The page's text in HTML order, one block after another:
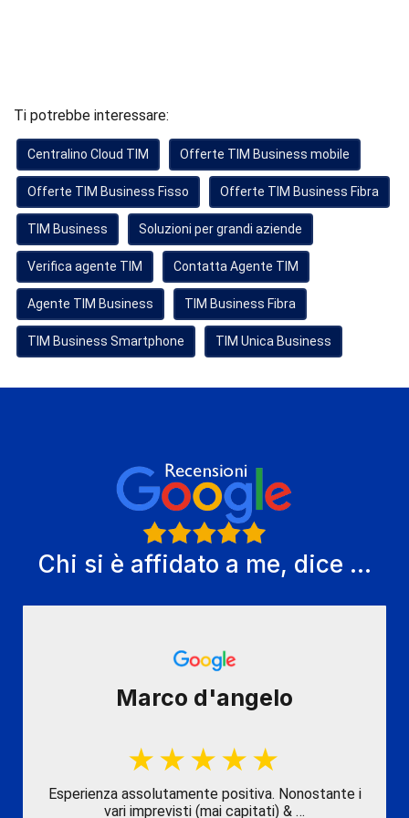
Ti potrebbe interessare:
Centralino Cloud TIM Offerte TIM Business mobile
Offerte TIM Business Fisso Offerte TIM Business Fibra
TIM Business Soluzioni per grandi aziende
Verifica agente TIM Contatta Agente TIM
Agente TIM Business TIM Business Fibra
TIM Business Smartphone TIM Unica Business
Chi si è affidato a me, dice ...
Marco d'angelo
Esperienza assolutamente positiva. Nonostante i
vari imprevisti (mai capitati) & …